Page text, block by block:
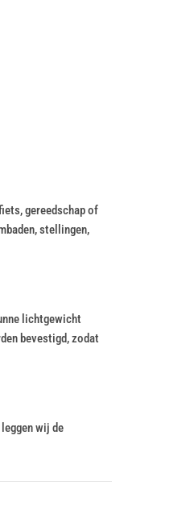
gereedschap of
stellingen,
lichtgewicht
bevestigd, zodat
wij de